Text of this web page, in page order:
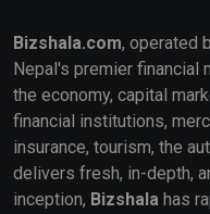
Bizshala.com, operated
Nepal's premier financial
the economy, capital
financial institutions,
insurance, tourism, the
delivers fresh, in-depth,
inception, Bizshala has